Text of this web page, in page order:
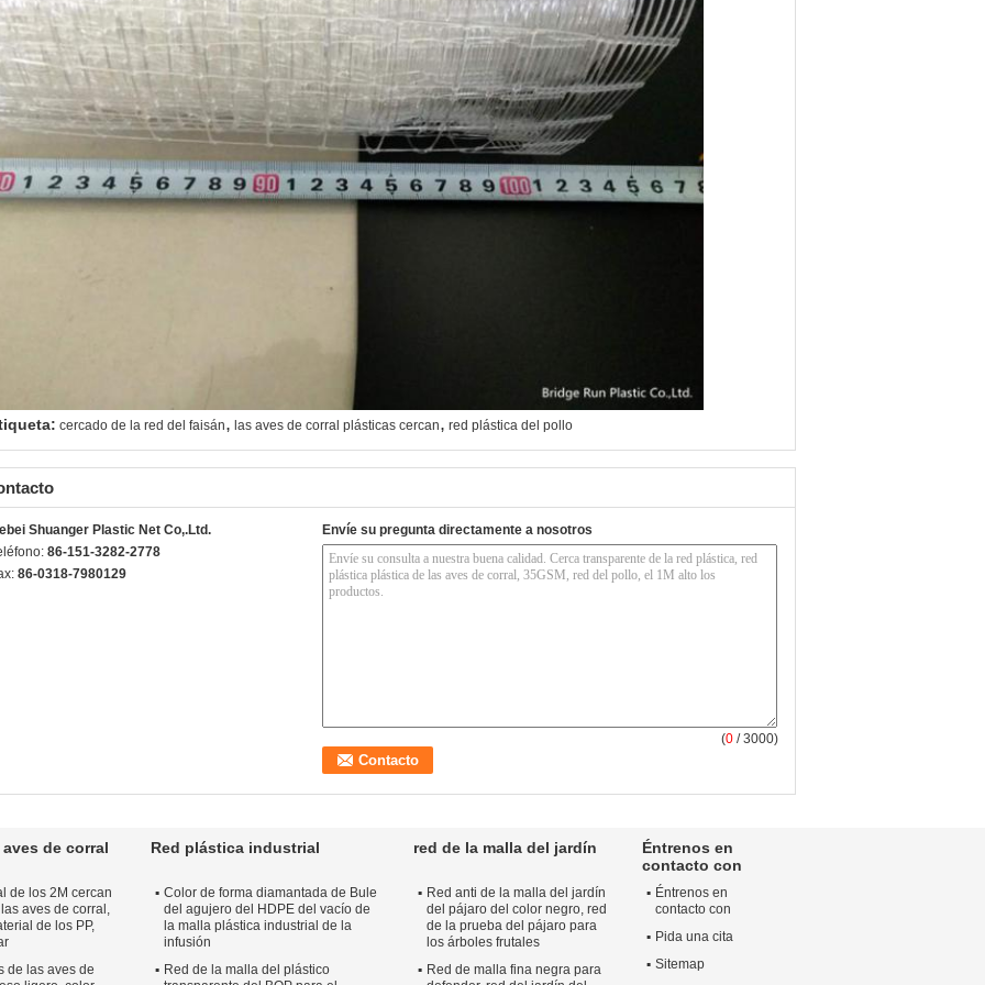
cercado de la red del faisán, las aves de corral plásticas cercan, red plástica del pollo
Shuanger Plastic Net Co,.Ltd.
86-151-3282-2778
86-0318-7980129
Envíe su pregunta directamente a nosotros
(0 / 3000)
de corral
de los 2M cercan
aves de corral,
de los PP,
de las aves de
Red plástica industrial
Color de forma diamantada de Bule
del agujero del HDPE del vacío de
la malla plástica industrial de la
infusión
Red de la malla del plástico
red de la malla del jardín
Red anti de la malla del jardín
del pájaro del color negro, red
de la prueba del pájaro para
los árboles frutales
Red de malla fina negra para
Éntrenos en
contacto con
Éntrenos en
contacto con
Pida una cita
Sitemap